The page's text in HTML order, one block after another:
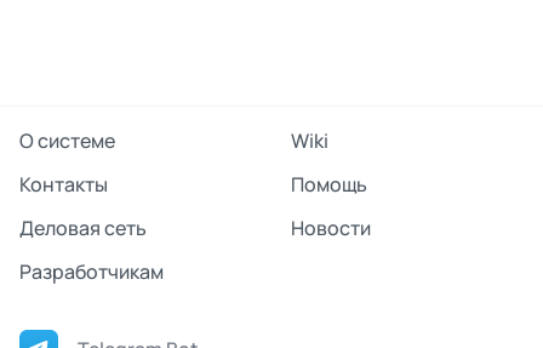
О системе
Wiki
Контакты
Помощь
Деловая сеть
Новости
Разработчикам